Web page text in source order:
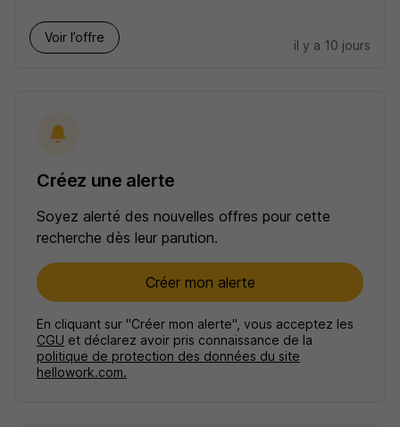
Voir l’offre
il y a 10 jours
Créez une alerte
Soyez alerté des nouvelles offres pour cette
recherche dès leur parution.
Créer mon alerte
En cliquant sur "Créer mon alerte", vous acceptez les
CGU et déclarez avoir pris connaissance de la
politique de protection des données du site
hellowork.com.